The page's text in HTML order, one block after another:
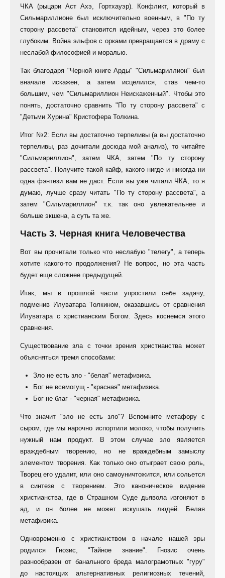
ЧКА (рыцари Аст Ахэ, Гортхауэр). Конфликт, который в
Сильмариллионе был исключительно военным, в "По ту
сторону рассвета" становится идейным, через это более
глубоким. Война эльфов с орками превращается в драму с
неслабой философией и моралью.
Так благодаря "Черной книге Арды" "Сильмариллион" был
вначале искажен, а затем исцелился, став чем-то
большим, чем "Сильмариллион Неискаженный". Чтобы это
понять, достаточно сравнить "По ту сторону рассвета" с
"Детьми Хурина" Кристофера Толкина.
Итог №2: Если вы достаточно терпеливы (а вы достаточно
терпеливы, раз дочитали досюда мой анализ), то читайте
"Сильмариллион", затем ЧКА, затем "По ту сторону
рассвета". Получите такой кайф, какого нигде и никогда ни
одна фэнтези вам не даст. Если вы уже читали ЧКА, то я
думаю, лучше сразу читать "По ту сторону рассвета", а
затем "Сильмариллион" т.к. так оно увлекательнее и
больше экшена, а суть та же.
Часть 3. Черная книга Человечества
Вот вы прочитали только что неслабую "телегу", а теперь
хотите какого-то продолжения? Не вопрос, но эта часть
будет еще сложнее предыдущей.
Итак, мы в прошлой части упростили себе задачу,
подменив Илуватара Толкином, оказавшись от сравнения
Илуватара с христианским Богом. Здесь коснемся этого
сравнения.
Существование зла с точки зрения христианства может
объясняться тремя способами:
Зло не есть зло - "белая" метафизика.
Бог не всемогущ - "красная" метафизика.
Бог не благ - "черная" метафизика.
Что значит "зло не есть зло"? Вспомните метафору с
сыром, где мы нарочно испортили молоко, чтобы получить
нужный нам продукт. В этом случае зло является
враждебным творению, но не враждебным замыслу
элементом творения. Как только оно отыграет свою роль,
Творец его удалит, или оно самоуничтожится, или сольется
в синтезе с творением. Это каноническое видение
христианства, где в Страшном Суде дьявола изгоняют в
ад, и он более не может искушать людей. Белая
метафизика.
Одновременно с христианством в начале нашей эры
родился Гнозис, "Тайное знание". Гнозис очень
разнообразен от банального бреда малограмотных "гуру"
до настоящих альтернативных религиозных течений,